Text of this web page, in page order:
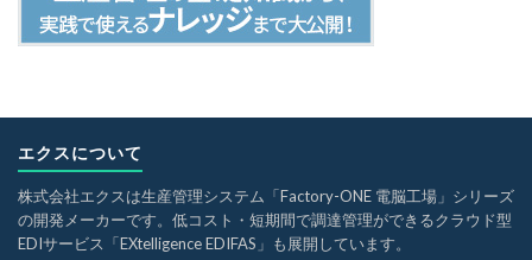
エクスについて
株式会社エクスは生産管理システム「Factory-ONE 電脳工場」シリーズ
の開発メーカーです。低コスト・短期間で調達管理ができるクラウド型
EDIサービス「EXtelligence EDIFAS」も展開しています。